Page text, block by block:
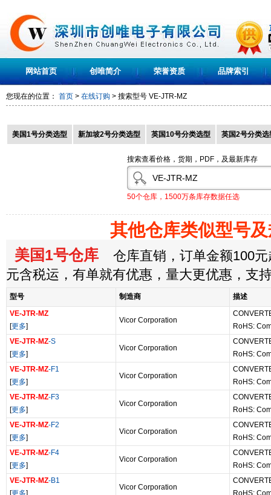
网站首页 创唯简介 荣誉资质 品牌索引
您现在的位置： 首页 > 在线订购 > 搜索型号 VE-JTR-MZ
美国1号分类选型 新加坡2号分类选型 英国10号分类选型 英国2号分类选
搜索查看价格，货期，PDF，及最新库存
50个仓库，1500万条库存数据任选
其他仓库类似型号
美国1号仓库 仓库直销，订单金额100元
元含税运，有单就有优惠，量大更优惠，支
型号 制造商
描述
VE-JTR-MZ
[更多]
Vicor Corporation
RoHS:
VE-JTR-MZ-S
[更多]
Vicor Corporation
RoHS:
VE-JTR-MZ-F1
[更多]
Vicor Corporation
RoHS:
VE-JTR-MZ-F3
[更多]
Vicor Corporation
RoHS:
VE-JTR-MZ-F2
[更多]
Vicor Corporation
RoHS:
VE-JTR-MZ-F4
[更多]
Vicor Corporation
RoHS:
VE-JTR-MZ-B1
[更多]
Vicor Corporation
RoHS: